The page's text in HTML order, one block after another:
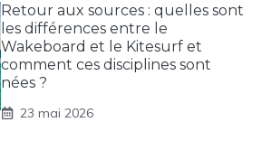
Retour aux sources : quelles sont
les différences entre le
Wakeboard et le Kitesurf et
comment ces disciplines sont
nées ?
23 mai 2026